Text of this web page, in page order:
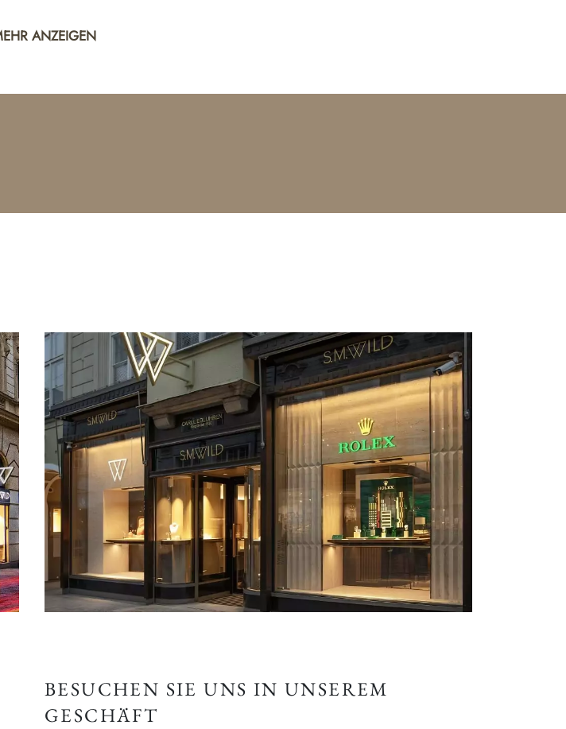
ANZEIGEN
BESUCHEN SIE UNS IN UNSEREM
GESCHÄFT